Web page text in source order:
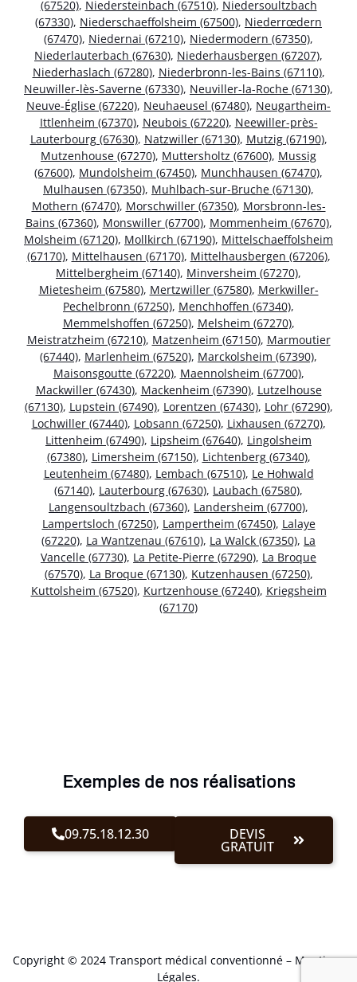
(67520), Niedersteinbach (67510), Niedersoultzbach
(67330), Niederschaeffolsheim (67500), Niederrœdern
(67470), Niedernai (67210), Niedermodern (67350),
Niederlauterbach (67630), Niederhausbergen (67207),
Niederhaslach (67280), Niederbronn-les-Bains (67110),
Neuwiller-lès-Saverne (67330), Neuviller-la-Roche (67130),
Neuve-Église (67220), Neuhaeusel (67480), Neugartheim-
Ittlenheim (67370), Neubois (67220), Neewiller-près-
Lauterbourg (67630), Natzwiller (67130), Mutzig (67190),
Mutzenhouse (67270), Muttersholtz (67600), Mussig
(67600), Mundolsheim (67450), Munchhausen (67470),
Mulhausen (67350), Muhlbach-sur-Bruche (67130),
Mothern (67470), Morschwiller (67350), Morsbronn-les-
Bains (67360), Monswiller (67700), Mommenheim (67670),
Molsheim (67120), Mollkirch (67190), Mittelschaeffolsheim
(67170), Mittelhausen (67170), Mittelhausbergen (67206),
Mittelbergheim (67140), Minversheim (67270),
Mietesheim (67580), Mertzwiller (67580), Merkwiller-
Pechelbronn (67250), Menchhoffen (67340),
Memmelshoffen (67250), Melsheim (67270),
Meistratzheim (67210), Matzenheim (67150), Marmoutier
(67440), Marlenheim (67520), Marckolsheim (67390),
Maisonsgoutte (67220), Maennolsheim (67700),
Mackwiller (67430), Mackenheim (67390), Lutzelhouse
(67130), Lupstein (67490), Lorentzen (67430), Lohr (67290),
Lochwiller (67440), Lobsann (67250), Lixhausen (67270),
Littenheim (67490), Lipsheim (67640), Lingolsheim
(67380), Limersheim (67150), Lichtenberg (67340),
Leutenheim (67480), Lembach (67510), Le Hohwald
(67140), Lauterbourg (67630), Laubach (67580),
Langensoultzbach (67360), Landersheim (67700),
Lampertsloch (67250), Lampertheim (67450), Lalaye
(67220), La Wantzenau (67610), La Walck (67350), La
Vancelle (67730), La Petite-Pierre (67290), La Broque
(67570), La Broque (67130), Kutzenhausen (67250),
Kuttolsheim (67520), Kurtzenhouse (67240), Kriegsheim
(67170)
Exemples de nos réalisations
09.75.18.12.30 DEVIS
GRATUIT
Copyright © 2024 Transport médical conventionné – Mentions
Légales.